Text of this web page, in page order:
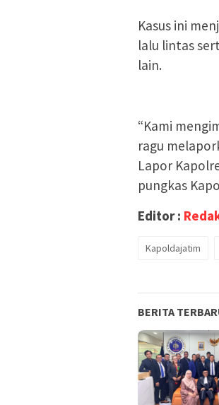
Kasus ini
lalu lintas
lain.
“Kami
ragu
Lapor
pungkas
Editor :
Kapoldajatim
BERITA